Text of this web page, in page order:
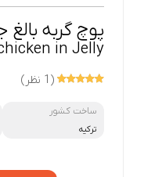
پوچ گربه
in Jelly
(1 نظر)
ساخت کشور
ترکیه